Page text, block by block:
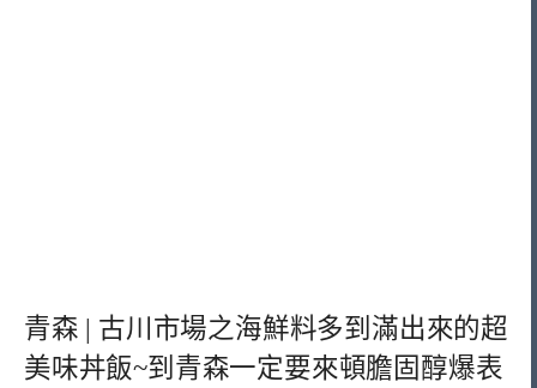
青森 | 古川市場之海鮮料多到滿出來的超
美味丼飯~到青森一定要來頓膽固醇爆表